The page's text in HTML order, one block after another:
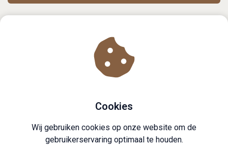
Wil je een afspraak maken vanuit je zorgpakket ga dan naar de
Zorgpakket Afspraak Maken
Stuur What's App Chat bericht
Cookies
Wij gebruiken cookies op onze website om de
gebruikerservaring optimaal te houden.